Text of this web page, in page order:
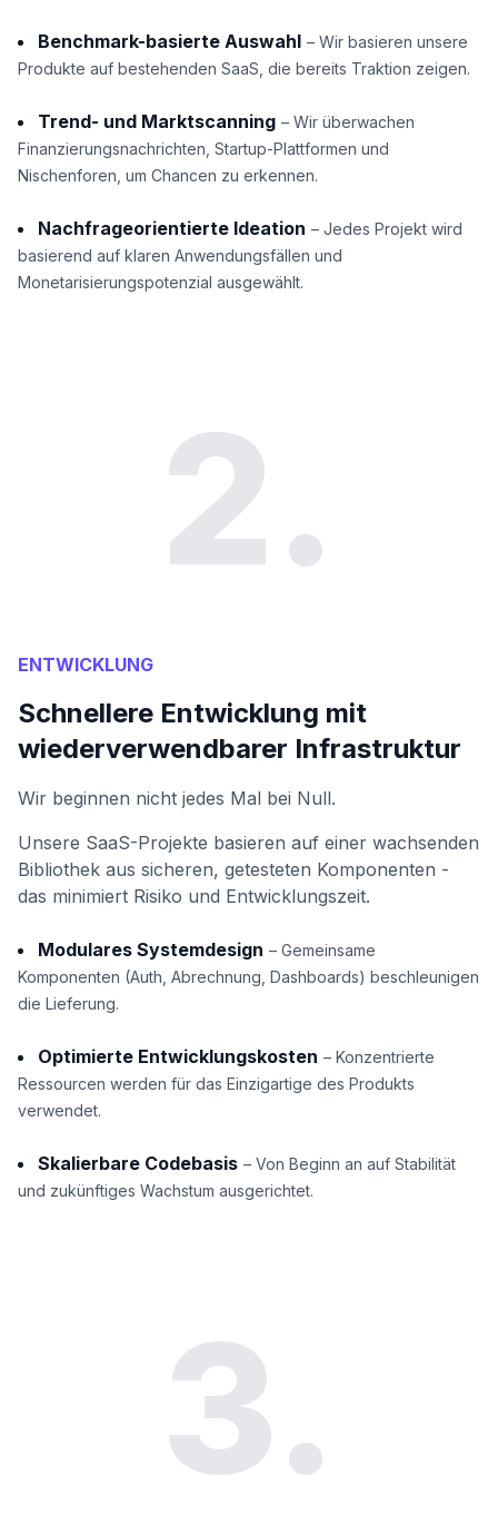
Benchmark-basierte Auswahl – Wir basieren unsere
Produkte auf bestehenden SaaS, die bereits Traktion zeigen.
Trend- und Marktscanning – Wir überwachen
Finanzierungsnachrichten, Startup-Plattformen und
Nischenforen, um Chancen zu erkennen.
Nachfrageorientierte Ideation – Jedes Projekt wird
basierend auf klaren Anwendungsfällen und
Monetarisierungspotenzial ausgewählt.
2.
ENTWICKLUNG
Schnellere Entwicklung mit
wiederverwendbarer Infrastruktur
Wir beginnen nicht jedes Mal bei Null.
Unsere SaaS-Projekte basieren auf einer wachsenden
Bibliothek aus sicheren, getesteten Komponenten -
das minimiert Risiko und Entwicklungszeit.
Modulares Systemdesign – Gemeinsame
Komponenten (Auth, Abrechnung, Dashboards) beschleunigen
die Lieferung.
Optimierte Entwicklungskosten – Konzentrierte
Ressourcen werden für das Einzigartige des Produkts
verwendet.
Skalierbare Codebasis – Von Beginn an auf Stabilität
und zukünftiges Wachstum ausgerichtet.
3.